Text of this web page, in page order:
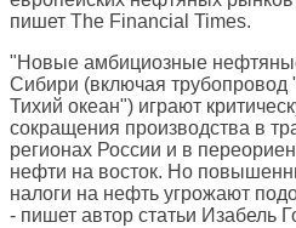
пишет The Financial Times.
"Новые амбициозные
Сибири (включая трубопровод
Тихий океан") играют
сокращения производства в
регионах России и в
нефти на восток. Но
налоги на нефть угрожают
- пишет автор статьи Изабель